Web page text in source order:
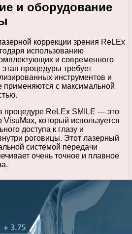
и оборудование
коррекции зрения ReLEx
использованию
и современного
процедуры требует
инструментов и
применяются с максимальной
процедуре ReLEx SMILE — это
который используется
доступа к глазу и
роговицы. Этот лазерный
системой передачи
очень точное и плавное